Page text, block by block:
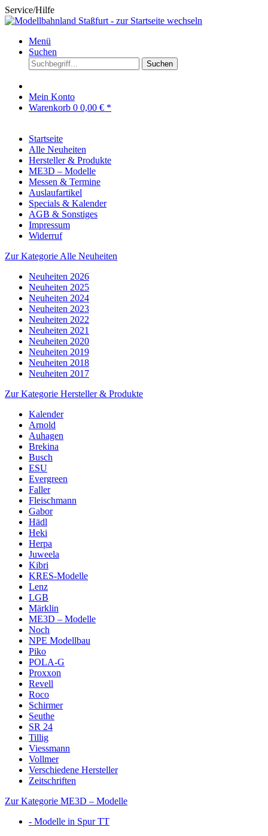
Service/Hilfe
Menü
Suchen
Suchen
Mein Konto
Warenkorb 0 0,00 € *
Startseite
Alle Neuheiten
Hersteller & Produkte
ME3D – Modelle
Messen & Termine
Auslaufartikel
Specials & Kalender
AGB & Sonstiges
Impressum
Widerruf
Zur Kategorie Alle Neuheiten
Neuheiten 2026
Neuheiten 2025
Neuheiten 2024
Neuheiten 2023
Neuheiten 2022
Neuheiten 2021
Neuheiten 2020
Neuheiten 2019
Neuheiten 2018
Neuheiten 2017
Zur Kategorie Hersteller & Produkte
Kalender
Arnold
Auhagen
Brekina
Busch
ESU
Evergreen
Faller
Fleischmann
Gabor
Hädl
Heki
Herpa
Juweela
Kibri
KRES-Modelle
Lenz
LGB
Märklin
ME3D – Modelle
Noch
NPE Modellbau
Piko
POLA-G
Proxxon
Revell
Roco
Schirmer
Seuthe
SR 24
Tillig
Viessmann
Vollmer
Verschiedene Hersteller
Zeitschriften
Zur Kategorie ME3D – Modelle
- Modelle in Spur TT